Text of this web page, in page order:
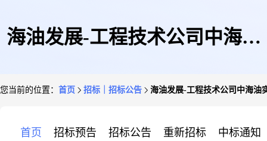
海油发展-工程技术公司中海油
您当前的位置： 首页 招标｜招标公告 海油发展-工程技术公司中海油
首页 招标预告 招标公告 重新招标 中标通知